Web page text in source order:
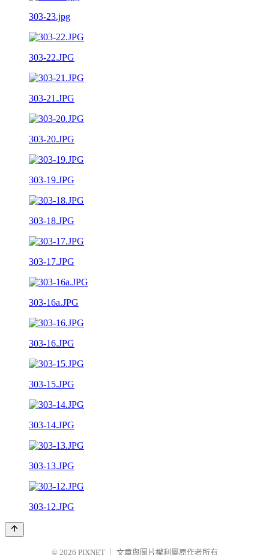
303-23.jpg
303-22.JPG
303-21.JPG
303-20.JPG
303-19.JPG
303-18.JPG
303-17.JPG
303-16a.JPG
303-16.JPG
303-15.JPG
303-14.JPG
303-13.JPG
303-12.JPG
© 2026 PIXNET 文章與圖片權利屬原作者所有